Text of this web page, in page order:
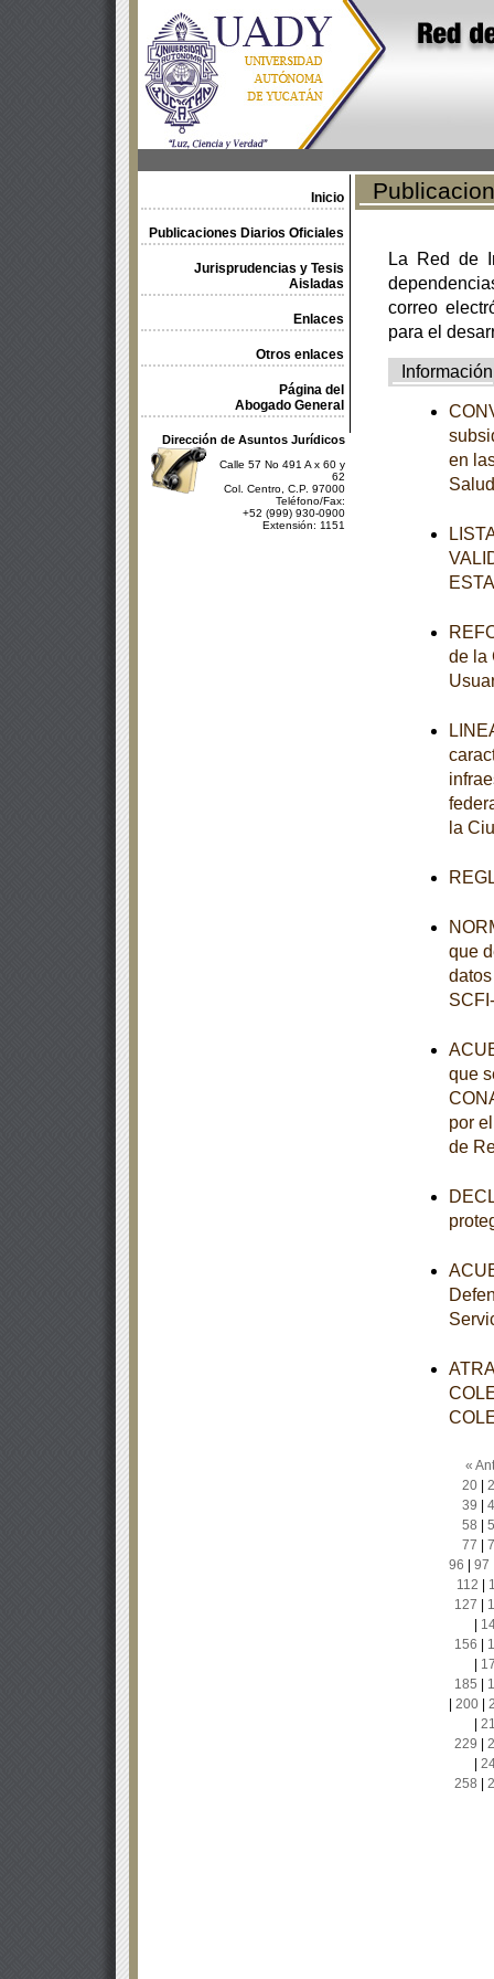
Inicio
Publicaciones Diarios Oficiales
Jurisprudencias y Tesis
Aisladas
Enlaces
Otros enlaces
Página del
Abogado General
Dirección de Asuntos Jurídicos
Calle 57 No 491 A x 60 y
62
Col. Centro, C.P. 97000
Teléfono/Fax:
+52 (999) 930-0900
Extensión: 1151
La Red de
correo
para el
Información
en
de la
la
que
que
por
de
«
20|
39
58
77
96
97
112
127
156
185
200|
229
258